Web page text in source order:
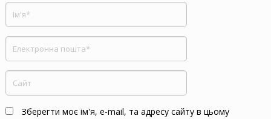
Зберегти моє ім'я, e-mail, та адресу сайту в цьому